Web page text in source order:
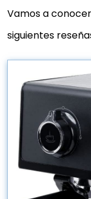
Vamos a
siguientes